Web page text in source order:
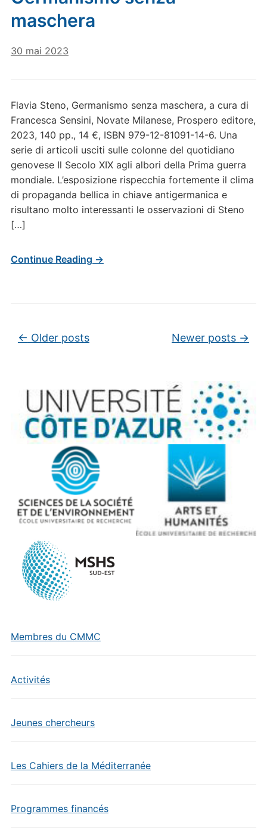
Membres du CMMC
Activités
Jeunes chercheurs
Les Cahiers de la Méditerranée
Programmes financés
maschera
30 mai 2023
Flavia Steno, Germanismo senza maschera, a cura di
Francesca Sensini, Novate Milanese, Prospero editore,
2023, 140 pp., 14 €, ISBN 979-12-81091-14-6. Una
serie di articoli usciti sulle colonne del quotidiano
genovese Il Secolo XIX agli albori della Prima guerra
mondiale. L’esposizione rispecchia fortemente il clima
di propaganda bellica in chiave antigermanica e
risultano molto interessanti le osservazioni di Steno
[…]
Continue Reading →
Post navigation
← Older posts Newer posts →